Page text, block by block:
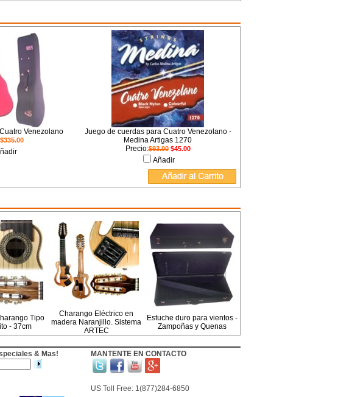
Venezolano
$335.00
Juego de cuerdas para Cuatro Venezolano -
Medina Artigas 1270
Precio:$93.00 $45.00
Añadir
Tipo
- 37cm
Charango Eléctrico en
madera Naranjillo. Sistema
ARTEC
Estuche duro para vientos -
Zampoñas y Quenas
& Mas! MANTENTE EN CONTACTO
US Toll Free: 1(877)284-6850